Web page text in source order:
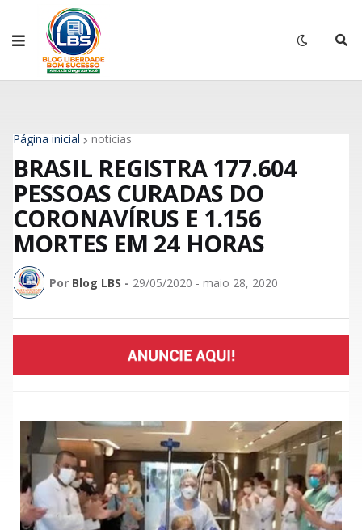
Página inicial noticias
BRASIL REGISTRA 177.604
PESSOAS CURADAS DO
CORONAVÍRUS E 1.156
MORTES EM 24 HORAS
Por Blog LBS - 29/05/2020 - maio 28, 2020